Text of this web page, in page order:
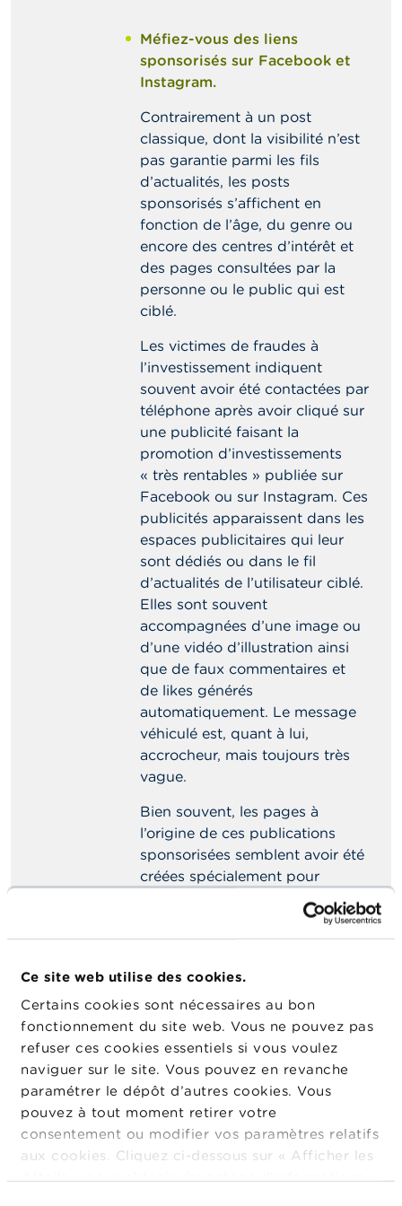
Ce site web utilise des cookies.
Certains cookies sont nécessaires au bon
fonctionnement du site web. Vous ne pouvez pas
refuser ces cookies essentiels si vous voulez
naviguer sur le site. Vous pouvez en revanche
paramétrer le dépôt d’autres cookies. Vous
pouvez à tout moment retirer votre
consentement ou modifier vos paramètres relatifs
aux cookies. Cliquez ci-dessous sur « Afficher les
Méfiez-vous des liens
sponsorisés sur Facebook et
Instagram.
Contrairement à un post
classique, dont la visibilité n’est
pas garantie parmi les fils
d’actualités, les posts
sponsorisés s’affichent en
fonction de l’âge, du genre ou
encore des centres d’intérêt et
des pages consultées par la
personne ou le public qui est
ciblé.
Les victimes de fraudes à
l’investissement indiquent
souvent avoir été contactées par
téléphone après avoir cliqué sur
une publicité faisant la
promotion d’investissements
« très rentables » publiée sur
Facebook ou sur Instagram. Ces
publicités apparaissent dans les
espaces publicitaires qui leur
sont dédiés ou dans le fil
d’actualités de l’utilisateur ciblé.
Elles sont souvent
accompagnées d’une image ou
d’une vidéo d’illustration ainsi
que de faux commentaires et
de likes générés
automatiquement. Le message
véhiculé est, quant à lui,
accrocheur, mais toujours très
vague.
Bien souvent, les pages à
l’origine de ces publications
sponsorisées semblent avoir été
créées spécialement pour
réaliser ce genre de campagne
publicitaire. Elles ont des noms
divers, plus ou moins en rapport
Toutefois, ces pages ne
mentionnent le plus souvent
aucun numéro de téléphone,
site internet, adresse ou nom de
société.
Méfiez-vous des publications
sur Facebook qui promettent
des gains hors de toute
proportion.